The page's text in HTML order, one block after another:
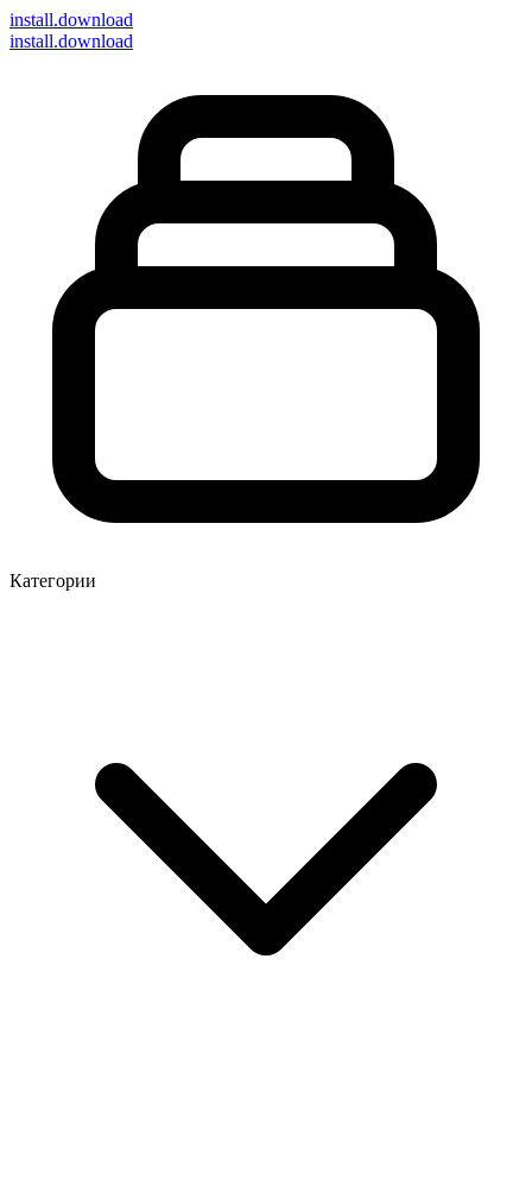
install.download
install.download
Категории